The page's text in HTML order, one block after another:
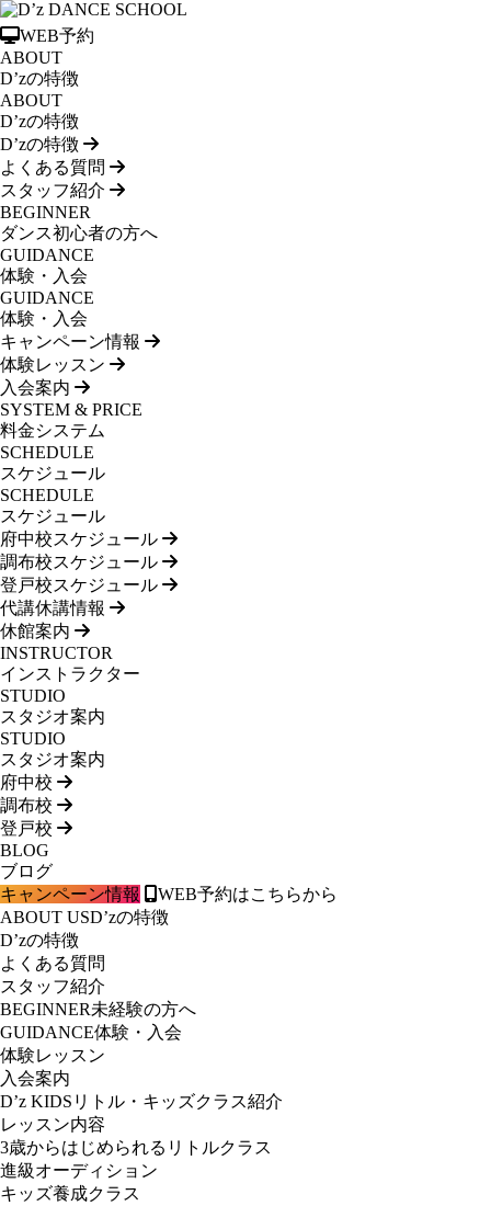
WEB予約
ABOUT
D’zの特徴
ABOUT
D’zの特徴
D’zの特徴
よくある質問
スタッフ紹介
BEGINNER
ダンス初心者の方へ
GUIDANCE
体験・入会
GUIDANCE
体験・入会
キャンペーン情報
体験レッスン
入会案内
SYSTEM & PRICE
料金システム
SCHEDULE
スケジュール
SCHEDULE
スケジュール
府中校スケジュール
調布校スケジュール
登戸校スケジュール
代講休講情報
休館案内
INSTRUCTOR
インストラクター
STUDIO
スタジオ案内
STUDIO
スタジオ案内
府中校
調布校
登戸校
BLOG
ブログ
キャンペーン情報
WEB予約はこちらから
ABOUT USD’zの特徴
D’zの特徴
よくある質問
スタッフ紹介
BEGINNER未経験の方へ
GUIDANCE体験・入会
体験レッスン
入会案内
D’z KIDS リトル・キッズクラス紹介
レッスン内容
3歳からはじめられるリトルクラス
進級オーディション
キッズ養成クラス